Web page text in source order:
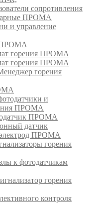
сопротивления
ПРОМА
и управление
ПРОМА
горения ПРОМА
горения ПРОМА
горения
и
ПРОМА
ПРОМА
датчик
ПРОМА
горения
к фотодатчикам
горения
контроля